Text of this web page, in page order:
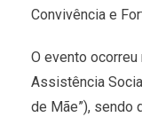
Convivência e
O evento
Assistência
de Mãe”), sendo